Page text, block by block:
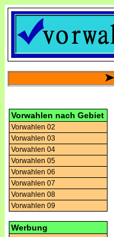
Vorwahlen nach Gebiet
Vorwahlen 02
Vorwahlen 03
Vorwahlen 04
Vorwahlen 05
Vorwahlen 06
Vorwahlen 07
Vorwahlen 08
Vorwahlen 09
Werbung